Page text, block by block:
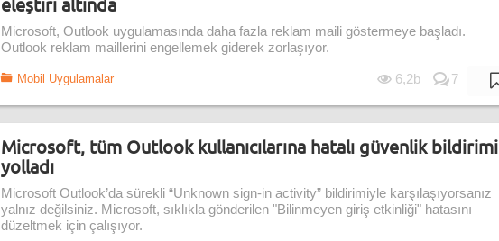
Microsoft, Outlook uygulamasında daha fazla reklam maili göstermeye başladı.
Outlook reklam maillerini engellemek giderek zorlaşıyor.
Mobil Uygulamalar 6,2b 7
Microsoft, tüm Outlook kullanıcılarına hatalı güvenlik bildirimi
yolladı
Microsoft Outlook’da sürekli “Unknown sign-in activity” bildirimiyle karşılaşıyorsanız
yalnız değilsiniz. Microsoft, sıklıkla gönderilen "Bilinmeyen giriş etkinliği" hatasını
düzeltmek için çalışıyor.